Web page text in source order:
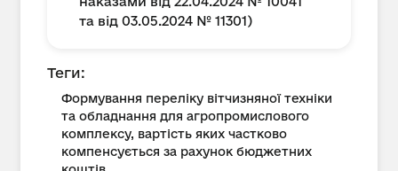
та від 03.05.2024 № 11301)
Теги:
Формування переліку вітчизняної техніки
та обладнання для агропромислового
комплексу, вартість яких частково
компенсується за рахунок бюджетних